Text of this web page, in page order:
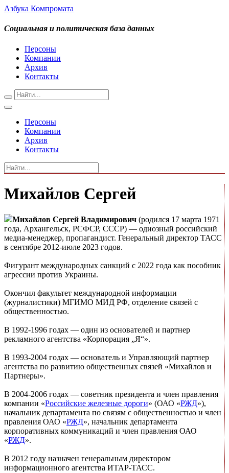
Азбука Компромата
Социальная и политическая база данных
Персоны
Компании
Архив
Контакты
Персоны
Компании
Архив
Контакты
Михайлов Сергей
Михайлов Сергей Владимирович (родился 17 марта 1971
года, Архангельск, РСФСР, СССР) — одиозный российский
медиа-менеджер, пропагандист. Генеральный директор ТАСС
в сентябре 2012-июле 2023 годов.
Фигурант международных санкций с 2022 года как пособник
агрессии против Украины.
Окончил факультет международной информации
(журналистики) МГИМО МИД РФ, отделение связей с
общественностью.
В 1992-1996 годах — один из основателей и партнер
рекламного агентства «Корпорация „Я“».
В 1993-2004 годах — основатель и Управляющий партнер
агентства по развитию общественных связей «Михайлов и
Партнеры».
В 2004-2006 годах — советник президента и член правления
компании «Российские железные дороги» (ОАО «РЖД»),
начальник департамента по связям с общественностью и член
правления ОАО «РЖД», начальник департамента
корпоративных коммуникаций и член правления ОАО
«РЖД».
В 2012 году назначен генеральным директором
информационного агентства ИТАР-ТАСС.